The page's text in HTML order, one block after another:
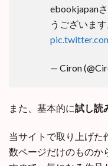
ebookjapan
うございます
— Ciron
また、基本的に試し読
当サイトで取り上げた
数ページだけのものか